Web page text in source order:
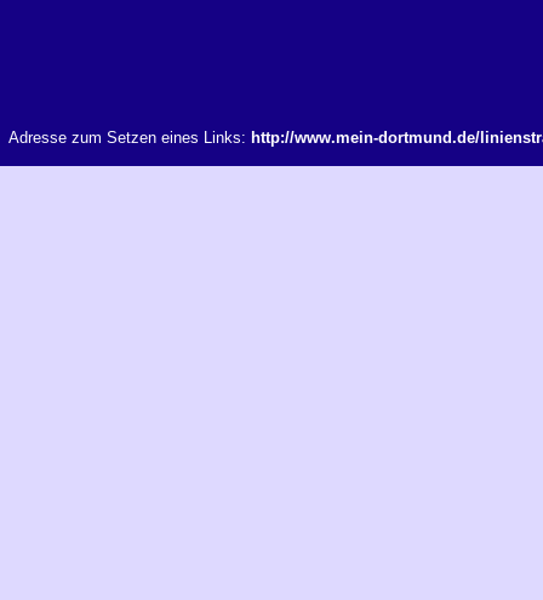
Adresse zum Setzen eines Links: http://www.mein-dortmund.de/